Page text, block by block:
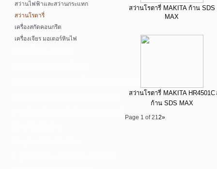
สว่านไฟฟ้าและสว่านกระแทก
สว่านโรตารี่
เครื่องสกัดคอนกรีต
เครื่องเจียร มอเตอร์หินไฟ
สว่านโรตารี่ MAKITA ก้าน SDS
MAX
สว่านโรตารี่ MAKITA HR4501C
ก้าน SDS MAX
Page 1 of 212»